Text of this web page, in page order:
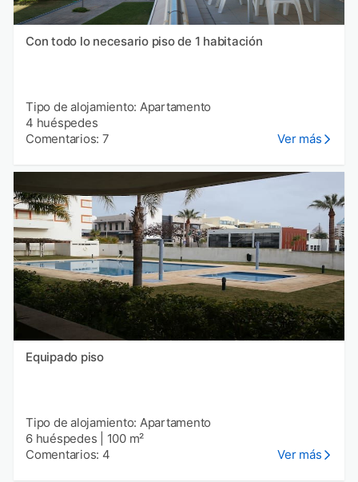
Con todo lo necesario piso de 1 habitación
Tipo de alojamiento: Apartamento
4 huéspedes
Comentarios: 7
Ver más
Equipado piso
Tipo de alojamiento: Apartamento
6 huéspedes
100 m²
Comentarios: 4
Ver más